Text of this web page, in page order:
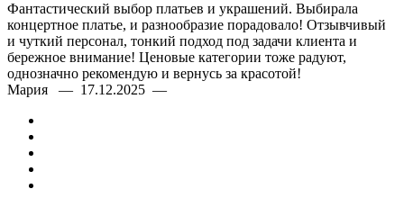
Фантастический выбор платьев и украшений. Выбирала
концертное платье, и разнообразие порадовало! Отзывчивый
и чуткий персонал, тонкий подход под задачи клиента и
бережное внимание! Ценовые категории тоже радуют,
однозначно рекомендую и вернусь за красотой!
Мария — 17.12.2025 —